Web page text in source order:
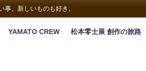
、新しいものも好き。
YAMATO CREW 松本零士展 創作の旅路